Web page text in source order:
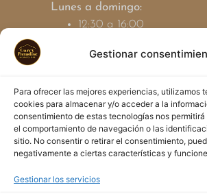
Gestionar
Para ofrecer las mejores experiencias, utilizamos
cookies para almacenar y/o acceder a la
consentimiento de estas tecnologías nos
el comportamiento de navegación o las
sitio. No consentir o retirar el consentimiento,
negativamente a ciertas características y
Gestionar los servicios
Lunes a domingo:
12:30 a 16:00
Contacto
877 65 01 78
info@curryparadise.es